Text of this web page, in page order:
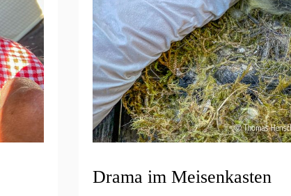
Drama im Meisenkasten